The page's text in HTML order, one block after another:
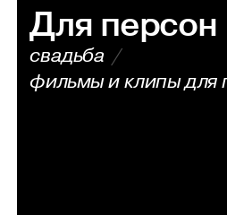
Для персон
свадьба
фильмы и клипы для